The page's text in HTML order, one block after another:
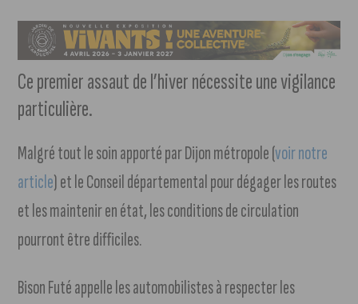
Ce premier assaut de l’hiver nécessite une vigilance
particulière.
Malgré tout le soin apporté par Dijon métropole (voir notre
article) et le Conseil départemental pour dégager les routes
et les maintenir en état, les conditions de circulation
pourront être difficiles.
Bison Futé appelle les automobilistes à respecter les